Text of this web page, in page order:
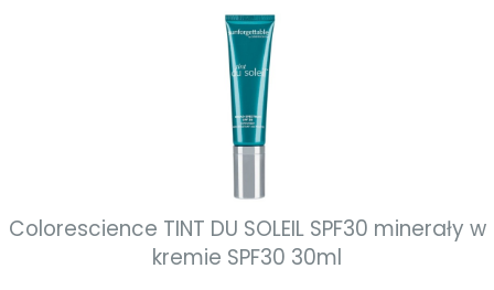
Colorescience TINT DU SOLEIL SPF30 minerały w
kremie SPF30 30ml